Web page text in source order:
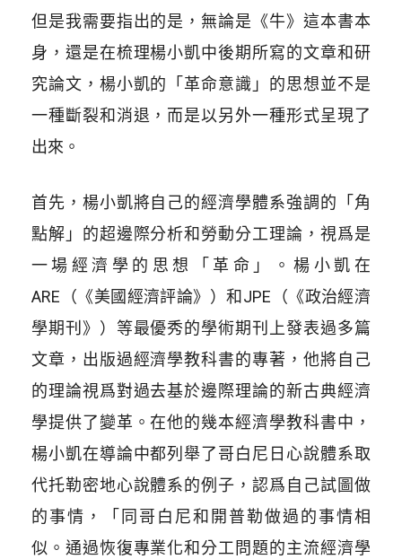
但是我需要指出的是，無論是《牛》這本書本
身，還是在梳理楊小凱中後期所寫的文章和研
究論文，楊小凱的「革命意識」的思想並不是
一種斷裂和消退，而是以另外一種形式呈現了
出來。
首先，楊小凱將自己的經濟學體系強調的「角
點解」的超邊際分析和勞動分工理論，視爲是
一場經濟學的思想「革命」。楊小凱在
ARE（《美國經濟評論》）和JPE（《政治經濟
學期刊》）等最優秀的學術期刊上發表過多篇
文章，出版過經濟學教科書的專著，他將自己
的理論視爲對過去基於邊際理論的新古典經濟
學提供了變革。在他的幾本經濟學教科書中，
楊小凱在導論中都列舉了哥白尼日心說體系取
代托勒密地心說體系的例子，認爲自己試圖做
的事情，「同哥白尼和開普勒做過的事情相
似。通過恢復專業化和分工問題的主流經濟學